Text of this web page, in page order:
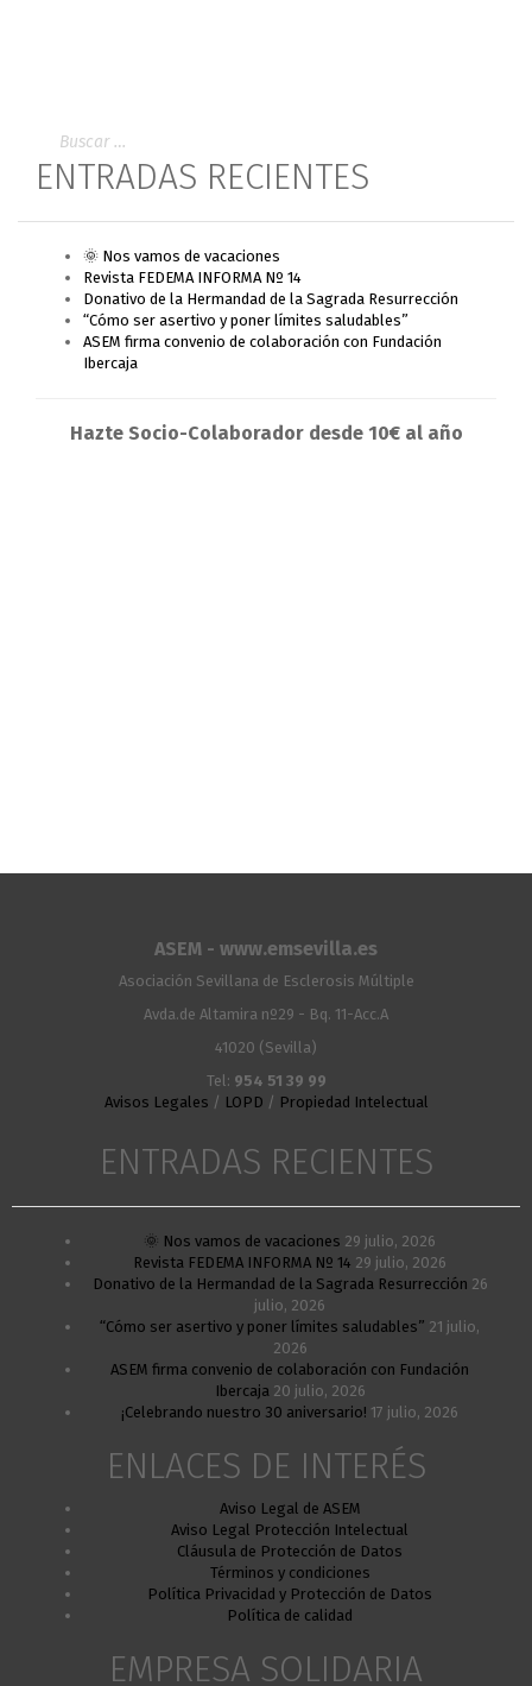
ENTRADAS RECIENTES
🌞 Nos vamos de vacaciones
Revista FEDEMA INFORMA Nº 14
Donativo de la Hermandad de la Sagrada Resurrección
“Cómo ser asertivo y poner límites saludables”
ASEM firma convenio de colaboración con Fundación
Ibercaja
Hazte Socio-Colaborador desde 10€ al año
ASEM - www.emsevilla.es
Asociación Sevillana de Esclerosis Múltiple
Avda.de Altamira nº29 - Bq. 11-Acc.A
41020 (Sevilla)
Tel: 954 51 39 99
Avisos Legales / LOPD / Propiedad Intelectual
ENTRADAS RECIENTES
🌞 Nos vamos de vacaciones 29 julio, 2026
Revista FEDEMA INFORMA Nº 14 29 julio, 2026
Donativo de la Hermandad de la Sagrada Resurrección 26
julio, 2026
“Cómo ser asertivo y poner límites saludables” 21 julio,
2026
ASEM firma convenio de colaboración con Fundación
Ibercaja 20 julio, 2026
¡Celebrando nuestro 30 aniversario! 17 julio, 2026
ENLACES DE INTERÉS
Aviso Legal de ASEM
Aviso Legal Protección Intelectual
Cláusula de Protección de Datos
Términos y condiciones
Política Privacidad y Protección de Datos
Política de calidad
EMPRESA SOLIDARIA